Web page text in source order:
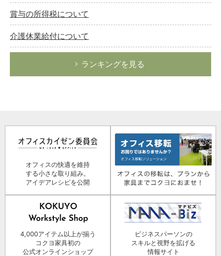
賞与の所得税について
介護休業給付について
ランキングを見る
オフィスの快適を維持
する小さな取り組み。
アイデアレシピを公開
4,000アイテム以上が揃う
コクヨ家具初の
公式オンラインショップ
ビジネスパーソンの
スキルと視野を拡げる
情報サイト